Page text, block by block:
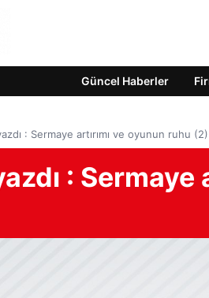
Güncel Haberler
: Sermaye artırımı ve oyunun ruhu (2)
: Sermaye